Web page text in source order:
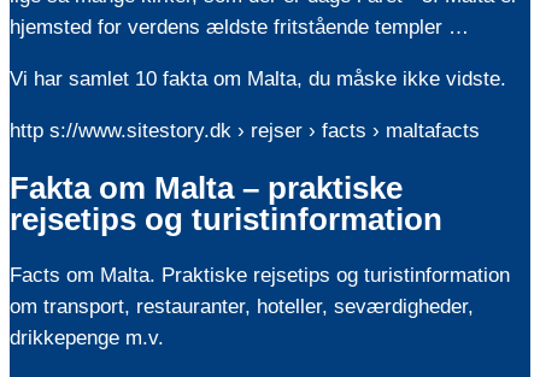
hjemsted for verdens ældste fritstående templer …
Vi har samlet 10 fakta om Malta, du måske ikke vidste.
http s://www.sitestory.dk › rejser › facts › maltafacts
Fakta om Malta – praktiske
rejsetips og turistinformation
Facts om Malta. Praktiske rejsetips og turistinformation
om transport, restauranter, hoteller, seværdigheder,
drikkepenge m.v.